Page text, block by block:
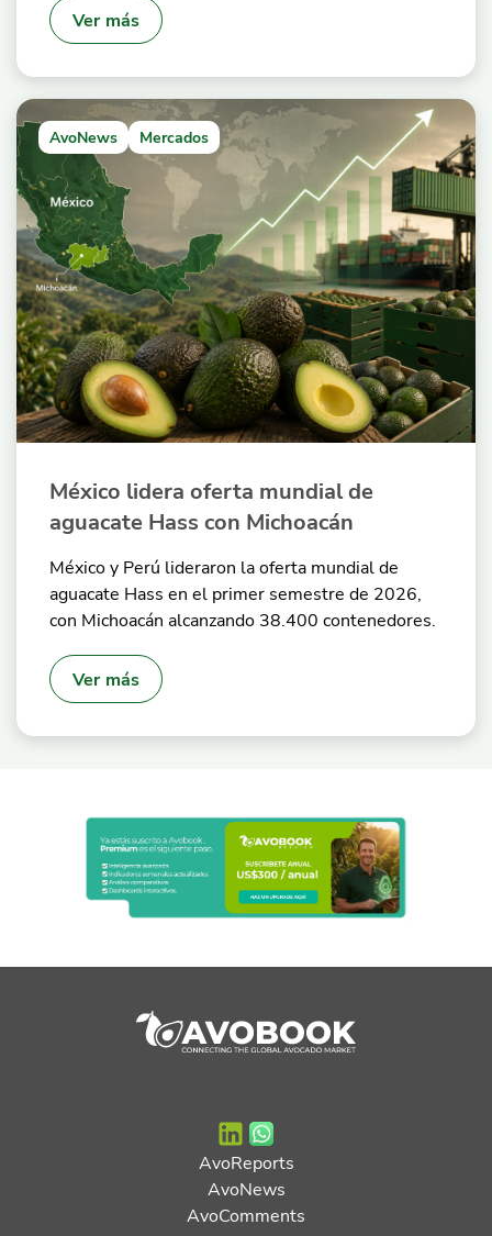
Ver más
AvoNews Mercados
México lidera oferta mundial de
aguacate Hass con Michoacán
México y Perú lideraron la oferta mundial de
aguacate Hass en el primer semestre de 2026,
con Michoacán alcanzando 38.400 contenedores.
Ver más
AvoReports
AvoNews
AvoComments